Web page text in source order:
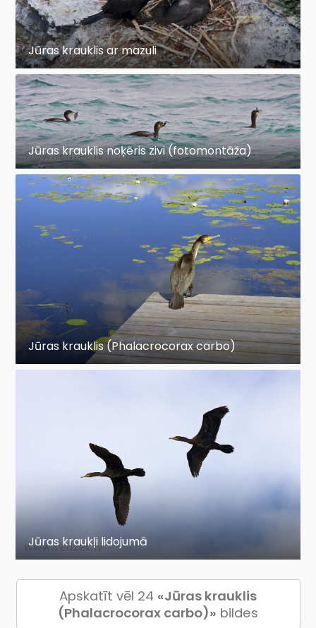
Jūras krauklis ar mazuli
Jūras krauklis noķēris zivi (fotomontāža)
Jūras krauklis (Phalacrocorax carbo)
Jūras kraukļi lidojumā
Apskatīt vēl 24 «Jūras krauklis
(Phalacrocorax carbo)» bildes